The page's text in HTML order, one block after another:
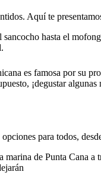
Aquí te
hasta el
es famosa por su
¡degustar algunas
para todos,
marina de Punta Cana